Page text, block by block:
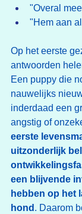
"Overal
"Hem aan
Op het eerste
antwoorden
Een puppy die
nauwelijks
inderdaad een
angstig of
eerste
uitzonderlijk
een blijvende
hebben op het
hond . Daarom